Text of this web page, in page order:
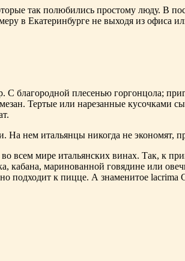
так полюбились простому люду. В
в Екатеринбурге не выходя из офиса
благородной плесенью горгонцола;
Тертые или нарезанные кусочками
нем итальянцы никогда не экономят,
всем мире итальянских винах. Так, к
маринованной говядине или
подходит к пицце. А знаменитое lacrima